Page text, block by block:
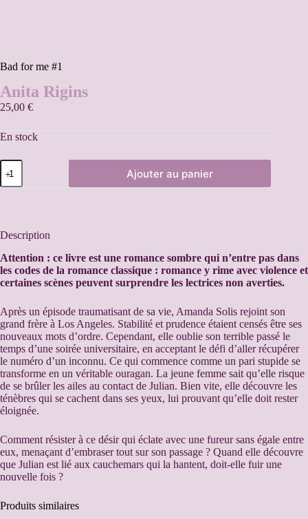
Bad for me #1
Anita Rigins
25,00 €
En stock
Ajouter au panier
e
n
a
t
v
e
:
Description
Attention : ce livre est une romance sombre qui n’entre pas dans
les codes de la romance classique : romance y rime avec violence et
certaines scènes peuvent surprendre les lectrices non averties.
Après un épisode traumatisant de sa vie, Amanda Solis rejoint son
grand frère à Los Angeles. Stabilité et prudence étaient censés être ses
nouveaux mots d’ordre. Cependant, elle oublie son terrible passé le
temps d’une soirée universitaire, en acceptant le défi d’aller récupérer
le numéro d’un inconnu. Ce qui commence comme un pari stupide se
transforme en un véritable ouragan. La jeune femme sait qu’elle risque
de se brûler les ailes au contact de Julian. Bien vite, elle découvre les
ténèbres qui se cachent dans ses yeux, lui prouvant qu’elle doit rester
éloignée.
Comment résister à ce désir qui éclate avec une fureur sans égale entre
eux, menaçant d’embraser tout sur son passage ? Quand elle découvre
que Julian est lié aux cauchemars qui la hantent, doit-elle fuir une
nouvelle fois ?
Produits similaires